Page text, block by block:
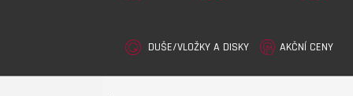
DUŠE/VLOŽKY A DISKY AKČNÍ CENY